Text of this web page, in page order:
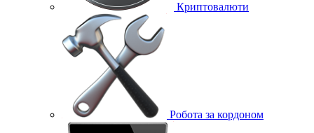
Криптовалюти
Робота за кордоном